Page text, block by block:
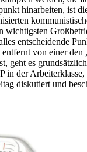
hinarbeiten, ist
wichtigsten
entscheidende
von einer den
geht es
in der
diskutiert und